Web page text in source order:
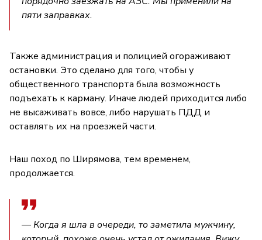
пяти заправках.
Также администрация и полицией огораживают
остановки. Это сделано для того, чтобы у
общественного транспорта была возможность
подъехать к карману. Иначе людей приходится либо
не высаживать вовсе, либо нарушать ПДД и
оставлять их на проезжей части.
Наш поход по Ширямова, тем временем,
продолжается.
— Когда я шла в очереди, то заметила мужчину,